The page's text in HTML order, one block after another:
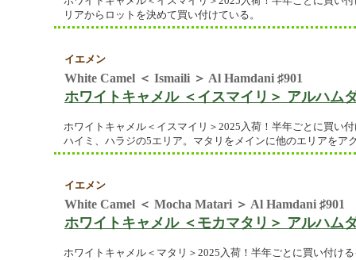
リアからロットを決めて買い付けている。
イエメン
White Camel ＜ Ismaili ＞ Al Hamdani ♯901
ホワイトキャメル ＜イスマイリ＞ アルハム
ホワイトキャメル＜イスマイリ＞2025入荷！半年ごとに買い
ハイミ、ハラジの5エリア。マタリをメインに他のエリアを
イエメン
White Camel ＜ Mocha Matari ＞ Al Hamdani ♯901
ホワイトキャメル ＜モカマタリ＞ アルハム
ホワイトキャメル＜マタリ＞2025入荷！半年ごとに買い付け